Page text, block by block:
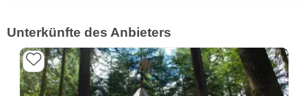
Unterkünfte des Anbieters